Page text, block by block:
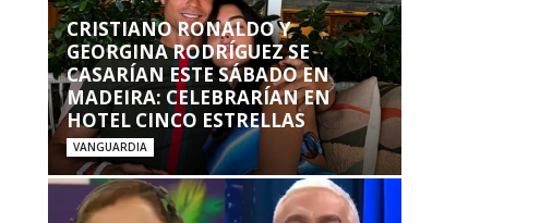
CRISTIANO RONALDO Y
GEORGINA RODRÍGUEZ SE
CASARÍAN ESTE SÁBADO EN
MADEIRA: CELEBRARÍAN EN
HOTEL CINCO ESTRELLAS
VANGUARDIA